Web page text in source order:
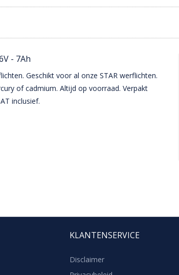
- 7Ah
Geschikt voor al onze STAR werflichten.
of cadmium. Altijd op voorraad. Verpakt
inclusief.
KLANTENSERVICE
Disclaimer